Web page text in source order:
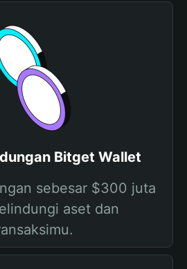
Bitget Wallet
sebesar $300 juta
aset dan